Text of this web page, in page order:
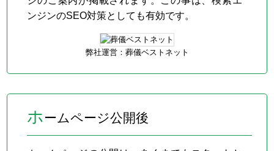
ンジンのSEO対策としても有効です。
弊社運営：葬儀ベストネット
ホームページ公開後